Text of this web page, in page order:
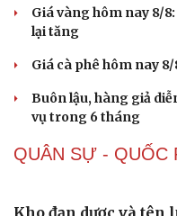
Sức khỏe
Dinh dưỡng - món ngon
Cây thuốc
Nhi khoa
Giá xăng dầu hôm
hiệu mở lại eo biển
Tỷ giá USD hôm nay
Giá vàng hôm nay 8/